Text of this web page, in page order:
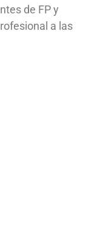
de FP y
a las